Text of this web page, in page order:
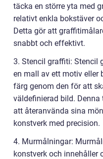
täcka en större yta med
relativt enkla bokstäver
Detta gör att
snabbt och effektivt.
3. Stencil graffiti: Stencil
en mall av ett motiv eller
färg genom den för att
väldefinierad bild.
att återanvända sina
konstverk med precision.
4. Murmålningar:
konstverk och innehåller